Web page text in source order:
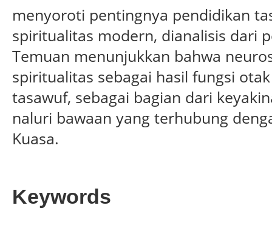
menyoroti pentingnya pendidikan
spiritualitas modern, dianalisis dari
Temuan menunjukkan bahwa
spiritualitas sebagai hasil fungsi
tasawuf, sebagai bagian dari
naluri bawaan yang terhubung
Kuasa.
Keywords